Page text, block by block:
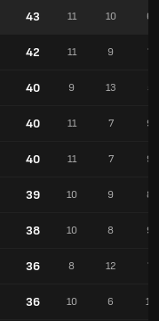
43 11 10 6
42 11 9 7
40 9 13 5
40 11 7 9
40 11 7 9
39 10 9 8
38 10 8 9
36 8 12 7
36 10 6 11